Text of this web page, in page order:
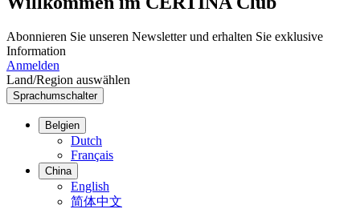
Abonnieren Sie unseren Newsletter und erhalten Sie exklusive
Information
Anmelden
Land/Region auswählen
Sprachumschalter
Belgien
Dutch
Français
China
English
简体中文